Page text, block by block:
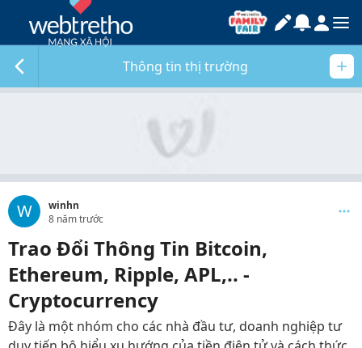
Thông tin thị trường
W
winhn
8 năm trước
Trao Đổi Thông Tin Bitcoin,
Ethereum, Ripple, APL,.. -
Cryptocurrency
Đây là một nhóm cho các nhà đầu tư, doanh nghiệp tư